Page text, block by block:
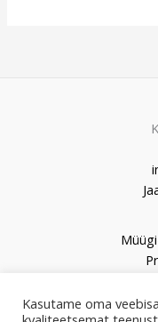
Kasutame oma